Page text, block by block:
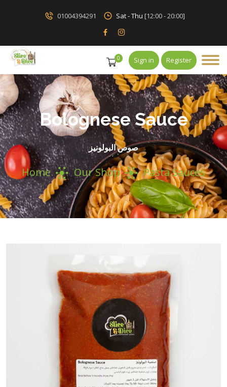
01004394291 Sat - Thu [12:00 - 20:00]
0 Sign in Register
Bolognese Sauce
صوص البولونيز
Home Our Shop Pasta Sauces